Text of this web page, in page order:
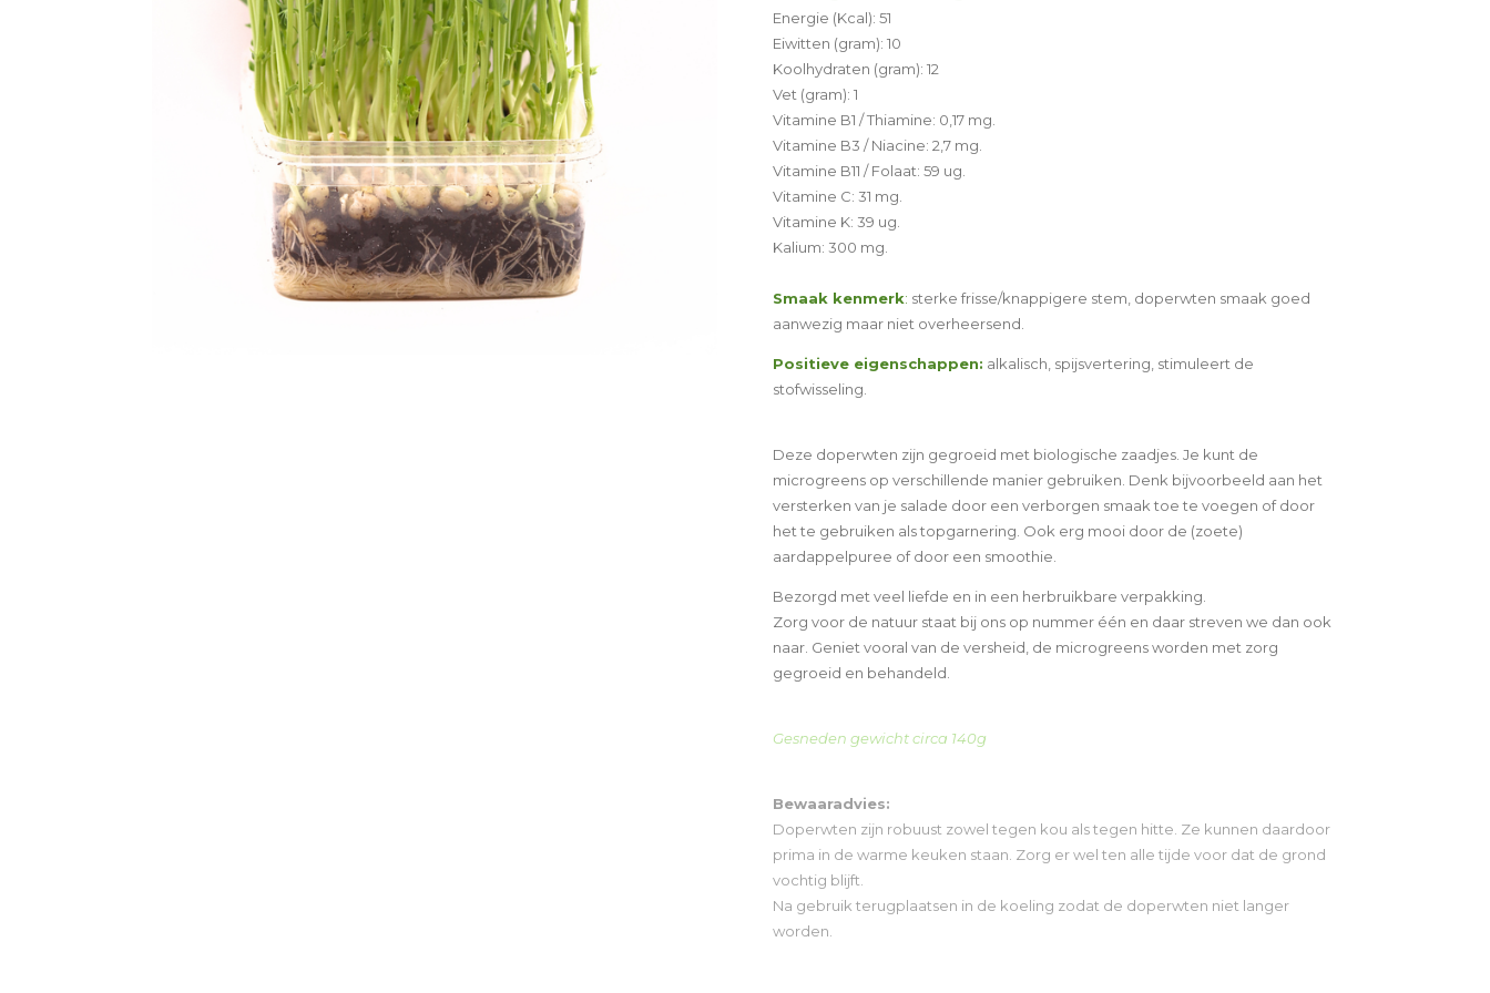
Energie (Kcal): 51
Eiwitten (gram): 10
Koolhydraten (gram): 12
Vet (gram): 1
Vitamine B1 / Thiamine: 0,17 mg.
Vitamine B3 / Niacine: 2,7 mg.
Vitamine B11 / Folaat: 59 ug.
Vitamine C: 31 mg.
Vitamine K: 39 ug.
Kalium: 300 mg.
Smaak kenmerk: sterke frisse/knappigere stem, doperwten smaak goed
aanwezig maar niet overheersend.
Positieve eigenschappen: alkalisch, spijsvertering, stimuleert de
stofwisseling.
Deze doperwten zijn gegroeid met biologische zaadjes. Je kunt de
microgreens op verschillende manier gebruiken. Denk bijvoorbeeld aan het
versterken van je salade door een verborgen smaak toe te voegen of door
het te gebruiken als topgarnering. Ook erg mooi door de (zoete)
aardappelpuree of door een smoothie.
Bezorgd met veel liefde en in een herbruikbare verpakking.
Zorg voor de natuur staat bij ons op nummer één en daar streven we dan ook
naar. Geniet vooral van de versheid, de microgreens worden met zorg
gegroeid en behandeld.
Gesneden gewicht circa 140g
Bewaaradvies:
Doperwten zijn robuust zowel tegen kou als tegen hitte. Ze kunnen daardoor
prima in de warme keuken staan. Zorg er wel ten alle tijde voor dat de grond
vochtig blijft.
Na gebruik terugplaatsen in de koeling zodat de doperwten niet langer
worden.